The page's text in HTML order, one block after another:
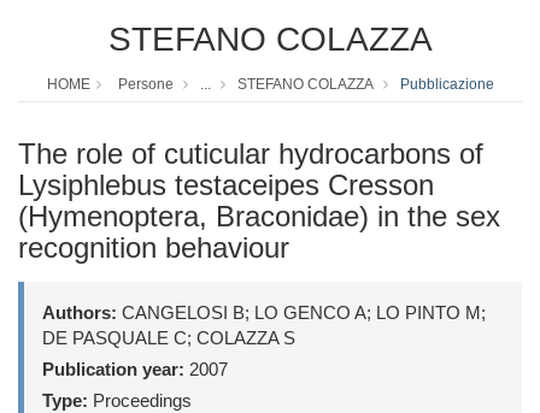
STEFANO COLAZZA
HOME Persone ... STEFANO COLAZZA Pubblicazione
The role of cuticular hydrocarbons of
Lysiphlebus testaceipes Cresson
(Hymenoptera, Braconidae) in the sex
recognition behaviour
Authors: CANGELOSI B; LO GENCO A; LO PINTO M;
DE PASQUALE C; COLAZZA S
Publication year: 2007
Type: Proceedings